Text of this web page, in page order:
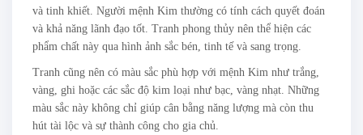
và tinh khiết. Người mệnh Kim thường có tính cách quyết đoán
và khả năng lãnh đạo tốt. Tranh phong thủy nên thể hiện các
phẩm chất này qua hình ảnh sắc bén, tinh tế và sang trọng.
Tranh cũng nên có màu sắc phù hợp với mệnh Kim như trắng,
vàng, ghi hoặc các sắc độ kim loại như bạc, vàng nhạt. Những
màu sắc này không chỉ giúp cân bằng năng lượng mà còn thu
hút tài lộc và sự thành công cho gia chủ.